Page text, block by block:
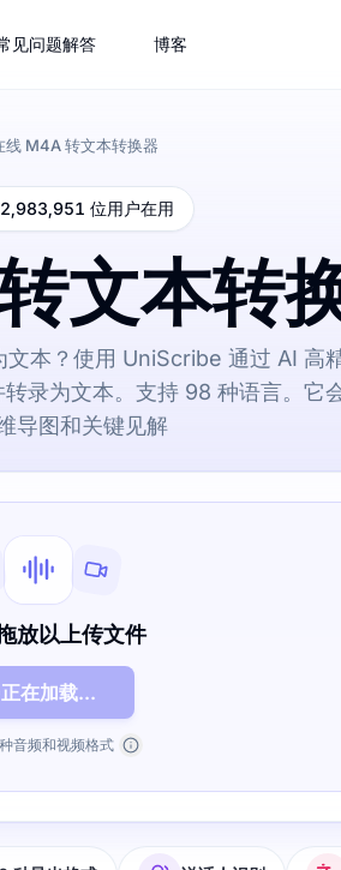
见问题解答 博客
线 M4A 转文本转换器
位用户在用
文本转
文本？使用 UniScribe 通过 AI 高
录为文本。支持 98 种语言。它
导图和关键见解
放以上传文件
正在加载...
音频和视频格式